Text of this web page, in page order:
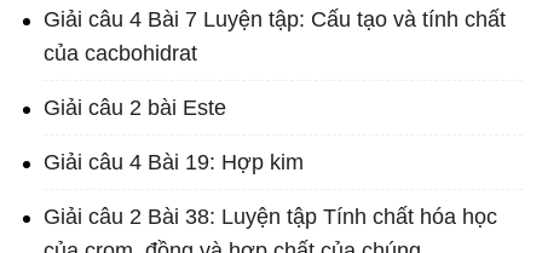
Giải câu 4 Bài 7 Luyện tập: Cấu tạo và tính chất
của cacbohidrat
Giải câu 2 bài Este
Giải câu 4 Bài 19: Hợp kim
Giải câu 2 Bài 38: Luyện tập Tính chất hóa học